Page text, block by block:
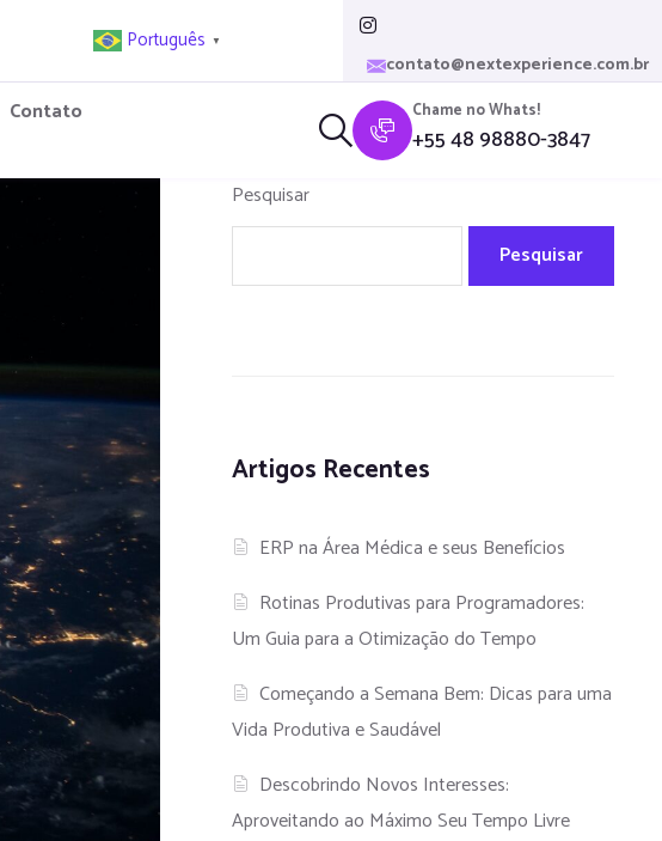
Português ▼
contato@nextexperience.com.br
Contato
Chame no Whats!
+55 48 98880-3847
Pesquisar
Pesquisar
Artigos Recentes
ERP na Área Médica e seus Benefícios
Rotinas Produtivas para Programadores:
Um Guia para a Otimização do Tempo
Começando a Semana Bem: Dicas para uma
Vida Produtiva e Saudável
Descobrindo Novos Interesses:
Aproveitando ao Máximo Seu Tempo Livre